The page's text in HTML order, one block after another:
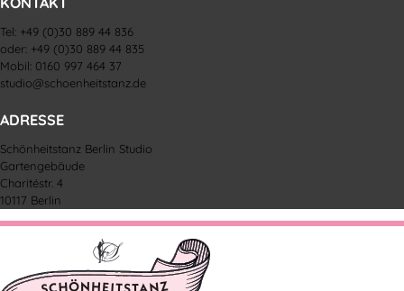
Tel: +49 (0)30 889 44 836
oder: +49 (0)30 889 44 835
Mobil: 0160 997 464 37
studio@schoenheitstanz.de
ADRESSE
Schönheitstanz Berlin Studio
Gartengebäude
Charitéstr. 4
10117 Berlin